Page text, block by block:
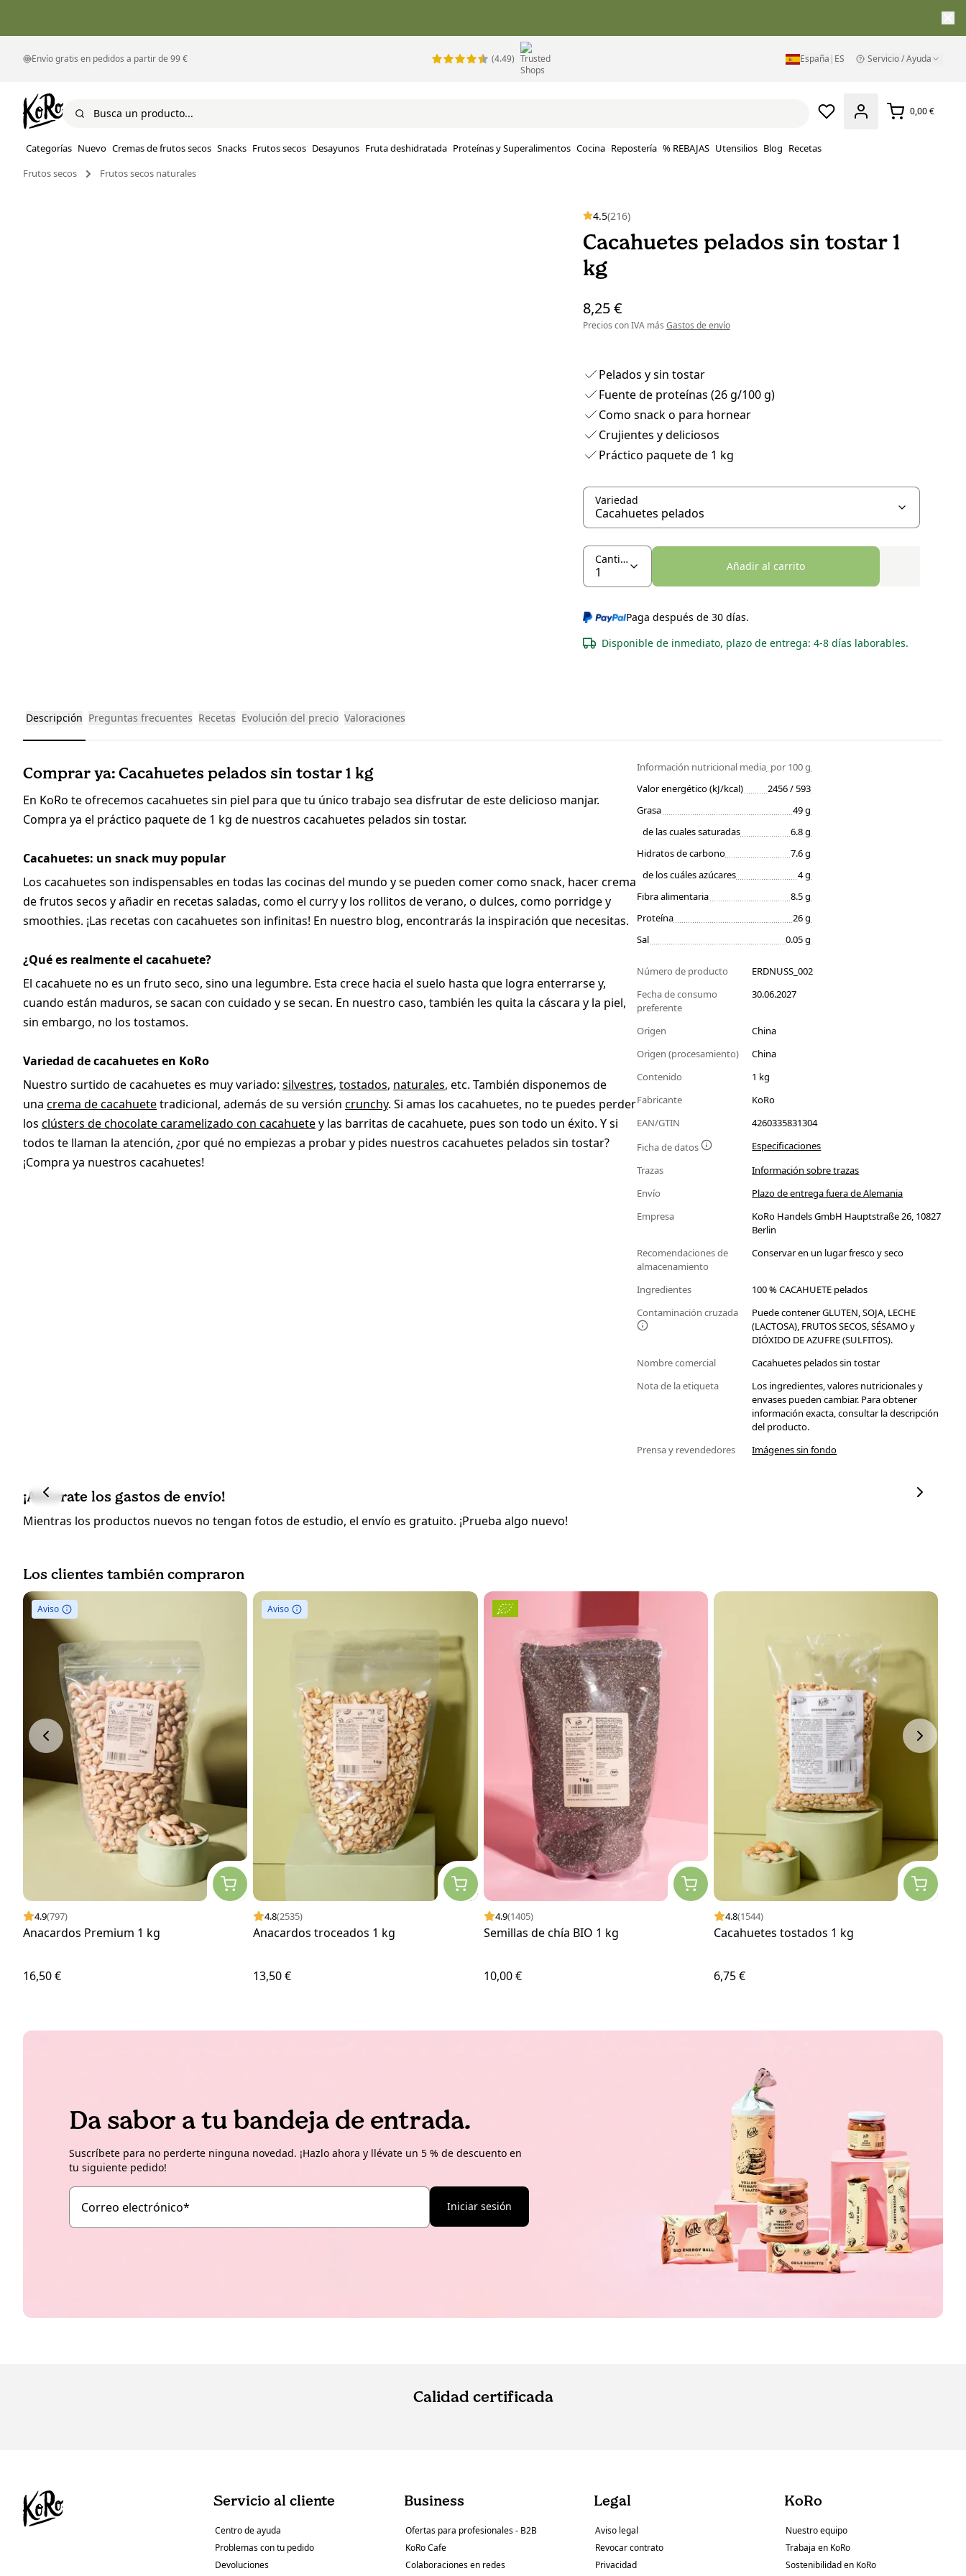
Envío gratis en pedidos a partir de 99 € (4.49) España | ES Servicio / Ayuda
0,00 €
Categorías Nuevo Cremas de frutos secos Snacks Frutos secos Desayunos Fruta deshidratada Proteínas y Superalimentos Cocina Repostería % REBAJAS Utensilios Blog Recetas
Frutos secos
Frutos secos naturales
4.5(216)
Cacahuetes pelados sin tostar 1
kg
8,25 €
Precios con IVA más Gastos de envío
Pelados y sin tostar
Fuente de proteínas (26 g/100 g)
Como snack o para hornear
Crujientes y deliciosos
Práctico paquete de 1 kg
Variedad
Cantidad
Añadir al carrito
Paga después de 30 días.
Disponible de inmediato, plazo de entrega: 4-8 días laborables.
Descripción Preguntas frecuentes Recetas Evolución del precio Valoraciones
Comprar ya: Cacahuetes pelados sin tostar 1 kg
En KoRo te ofrecemos cacahuetes sin piel para que tu único trabajo sea disfrutar de este delicioso manjar.
Compra ya el práctico paquete de 1 kg de nuestros cacahuetes pelados sin tostar.
Cacahuetes: un snack muy popular
Los cacahuetes son indispensables en todas las cocinas del mundo y se pueden comer como snack, hacer crema
de frutos secos y añadir en recetas saladas, como el curry y los rollitos de verano, o dulces, como porridge y
smoothies. ¡Las recetas con cacahuetes son infinitas! En nuestro blog, encontrarás la inspiración que necesitas.
¿Qué es realmente el cacahuete?
El cacahuete no es un fruto seco, sino una legumbre. Esta crece hacia el suelo hasta que logra enterrarse y,
cuando están maduros, se sacan con cuidado y se secan. En nuestro caso, también les quita la cáscara y la piel,
sin embargo, no los tostamos.
Variedad de cacahuetes en KoRo
Nuestro surtido de cacahuetes es muy variado: silvestres, tostados, naturales, etc. También disponemos de
una crema de cacahuetetradicional, además de su versión crunchy. Si amas los cacahuetes, no te puedes perder
los clústers de chocolate caramelizado con cacahuetey las barritas de cacahuete, pues son todo un éxito. Y si
todos te llaman la atención, ¿por qué no empiezas a probar y pides nuestros cacahuetes pelados sin tostar?
¡Compra ya nuestros cacahuetes!
Información nutricional media por 100 g
Valor energético (kJ/kcal)
2456 / 593
Grasa
49 g
de las cuales saturadas
6.8 g
Hidratos de carbono
7.6 g
de los cuáles azúcares
4 g
Fibra alimentaria
8.5 g
Proteína
26 g
Sal
0.05 g
Número de producto
ERDNUSS_002
Fecha de consumo
preferente
30.06.2027
Origen
China
Origen (procesamiento)
China
Contenido
1 kg
Fabricante
KoRo
EAN/GTIN
4260335831304
Ficha de datos
Especificaciones
Trazas
Información sobre trazas
Envío
Plazo de entrega fuera de Alemania
Empresa
KoRo Handels GmbH Hauptstraße 26, 10827
Berlin
Recomendaciones de
almacenamiento
Conservar en un lugar fresco y seco
Ingredientes
100 % CACAHUETE pelados
Contaminación cruzada
Puede contener GLUTEN, SOJA, LECHE
(LACTOSA), FRUTOS SECOS, SÉSAMO y
DIÓXIDO DE AZUFRE (SULFITOS).
Nombre comercial
Cacahuetes pelados sin tostar
Nota de la etiqueta
Los ingredientes, valores nutricionales y
envases pueden cambiar. Para obtener
información exacta, consultar la descripción
del producto.
Prensa y revendedores
Imágenes sin fondo
¡Ahórrate los gastos de envío!
Mientras los productos nuevos no tengan fotos de estudio, el envío es gratuito. ¡Prueba algo nuevo!
Los clientes también compraron
Aviso
4.9(797)
Anacardos Premium 1 kg
16,50 €
Aviso
4.8(2535)
Anacardos troceados 1 kg
13,50 €
4.9(1405)
Semillas de chía BIO 1 kg
10,00 €
4.8(1544)
Cacahuetes tostados 1 kg
6,75 €
Da sabor a tu bandeja de entrada.
Suscríbete para no perderte ninguna novedad. ¡Hazlo ahora y llévate un 5 % de descuento en
tu siguiente pedido!
Correo electrónico* Iniciar sesión
Calidad certificada
Servicio al cliente
Centro de ayuda
Problemas con tu pedido
Devoluciones
Business
Ofertas para profesionales - B2B
KoRo Cafe
Colaboraciones en redes
Legal
Aviso legal
Revocar contrato
Privacidad
KoRo
Nuestro equipo
Trabaja en KoRo
Sostenibilidad en KoRo